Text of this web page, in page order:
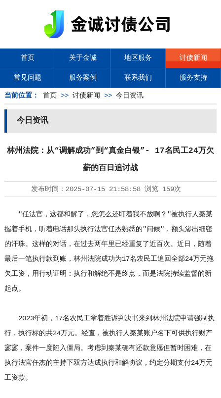
首页 关于金诚 地区服务 讨债新闻
常见问题 服务案例 联系我们 服务支持
当前位置： 首页 >> 讨债新闻 >> 今日资讯
今日资讯
林州法院：从“调解成功”到“真金白银”- 17名民工24万欠
薪的百日追讨战
发布时间： 2025-07-15 21:58:58浏览 159次
"任法官，这都和解了，您怎么还盯着我不放啊？"被执行人秦某
握着手机，听着电话那头执行法官任杰熟悉的"问候"，额头渗出细密
的汗珠。这样的对话，在过去两年里已经重复了近百次。近日，随着
最后一笔执行款到账，林州法院成功为17名农民工追回全部24万元拖
欠工资，用行动证明：执行和解绝不是终点，而是法院持续监督的新
起点。
2023年初，17名农民工拿着胜诉判决书来到林州法院申请强制执
行，执行标的共24万元。经查，被执行人秦某账户名下可供执行财产
寥寥，案件一度陷入僵局。考虑到秦某确有还款意愿但暂时困难，在
执行法官任杰的主持下双方达成执行和解协议，约定分期支付24万元
工资款。